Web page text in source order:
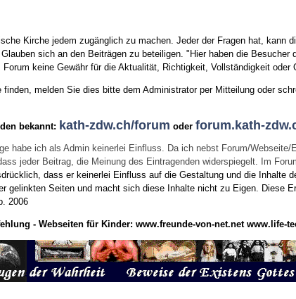
Kirche jedem zugänglich zu machen. Jeder der Fragen hat, kann
sich an den Beiträgen zu beteiligen. "Hier haben die
keine Gewähr für die Aktualität, Richtigkeit, Vollständigkeit
melden Sie dies bitte dem Administrator per Mitteilung oder
bekannt: kath-zdw.ch/forum oderforum.kath-
habe ich als Admin keinerlei Einfluss. Da ich nebst Forum/
jeder Beitrag, die Meinung des Eintragenden widerspiegelt. Im
dass er keinerlei Einfluss auf die Gestaltung und die Inhalte
gelinkten Seiten und macht sich diese Inhalte nicht zu Eigen. Diese
2006
- Webseiten für Kinder: www.freunde-von-net.net www.life-